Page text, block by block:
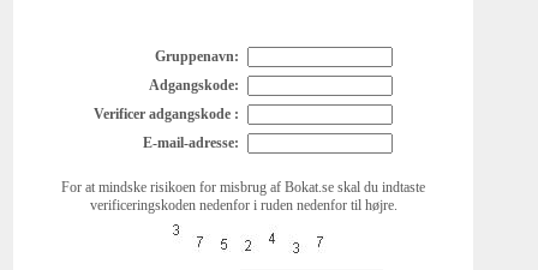
Gruppenavn:
Adgangskode:
Verificer adgangskode :
E-mail-adresse:
For at mindske risikoen for misbrug af Bokat.se skal du indtaste
verificeringskoden nedenfor i ruden nedenfor til højre.